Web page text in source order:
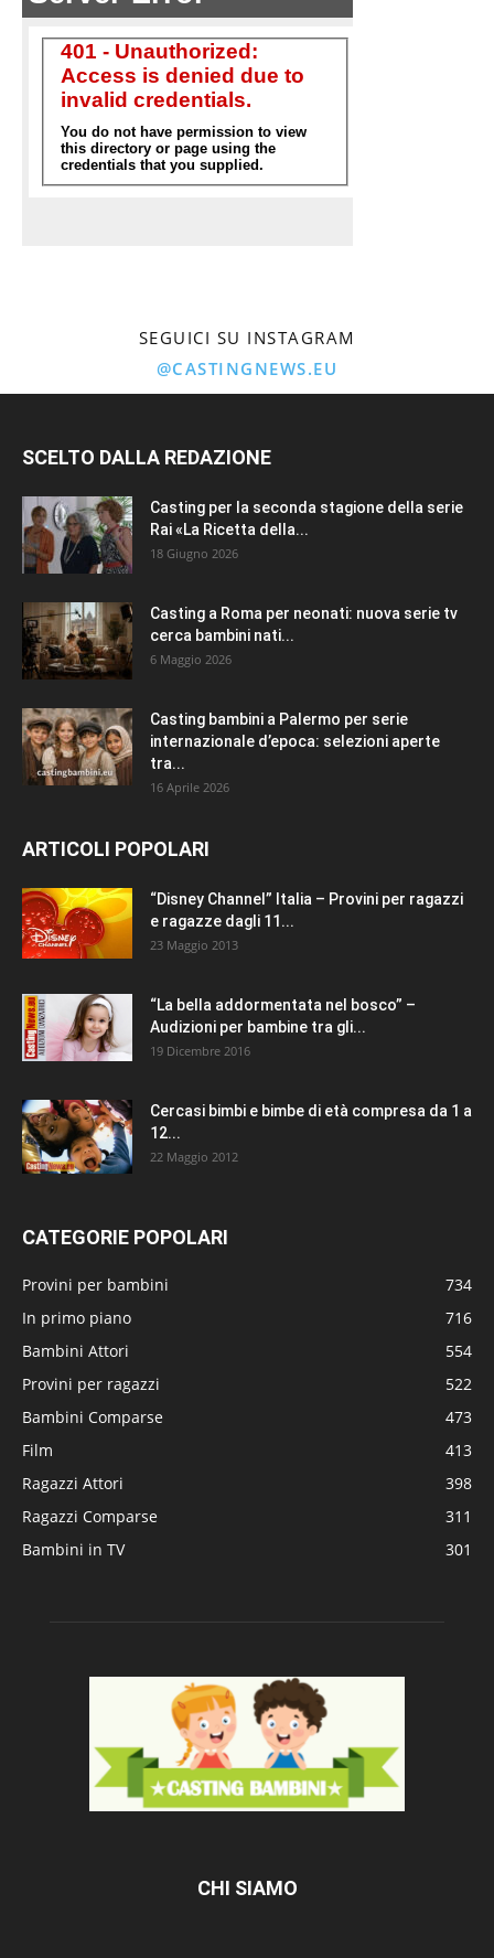
SEGUICI SU INSTAGRAM
@CASTINGNEWS.EU
SCELTO DALLA REDAZIONE
Casting per la seconda stagione della serie
Rai «La Ricetta della...
18 Giugno 2026
Casting a Roma per neonati: nuova serie tv
cerca bambini nati...
6 Maggio 2026
Casting bambini a Palermo per serie
internazionale d’epoca: selezioni aperte
tra...
16 Aprile 2026
ARTICOLI POPOLARI
“Disney Channel” Italia – Provini per ragazzi
e ragazze dagli 11...
23 Maggio 2013
“La bella addormentata nel bosco” –
Audizioni per bambine tra gli...
19 Dicembre 2016
Cercasi bimbi e bimbe di età compresa da 1 a
12...
22 Maggio 2012
CATEGORIE POPOLARI
Provini per bambini
734
In primo piano
716
Bambini Attori
554
Provini per ragazzi
522
Bambini Comparse
473
Film
413
Ragazzi Attori
398
Ragazzi Comparse
311
Bambini in TV
301
CHI SIAMO